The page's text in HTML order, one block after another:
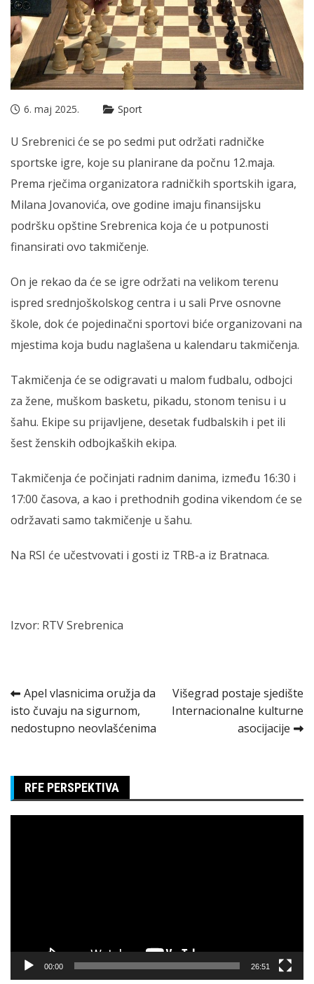
6. maj 2025. Sport
U Srebrenici će se po sedmi put održati radničke
sportske igre, koje su planirane da počnu 12.maja.
Prema rječima organizatora radničkih sportskih igara,
Milana Jovanovića, ove godine imaju finansijsku
podršku opštine Srebrenica koja će u potpunosti
finansirati ovo takmičenje.
On je rekao da će se igre održati na velikom terenu
ispred srednjoškolskog centra i u sali Prve osnovne
škole, dok će pojedinačni sportovi biće organizovani na
mjestima koja budu naglašena u kalendaru takmičenja.
Takmičenja će se odigravati u malom fudbalu, odbojci
za žene, muškom basketu, pikadu, stonom tenisu i u
šahu. Ekipe su prijavljene, desetak fudbalskih i pet ili
šest ženskih odbojkaških ekipa.
Takmičenja će počinjati radnim danima, između 16:30 i
17:00 časova, a kao i prethodnih godina vikendom će se
održavati samo takmičenje u šahu.
Na RSI će učestvovati i gosti iz TRB-a iz Bratnaca.
Izvor: RTV Srebrenica
Kretanje
članka
Apel vlasnicima oružja da
isto čuvaju na sigurnom,
nedostupno neovlašćenima
Višegrad postaje sjedište
Internacionalne kulturne
asocijacije
RFE PERSPEKTIVA
00:00 26:51